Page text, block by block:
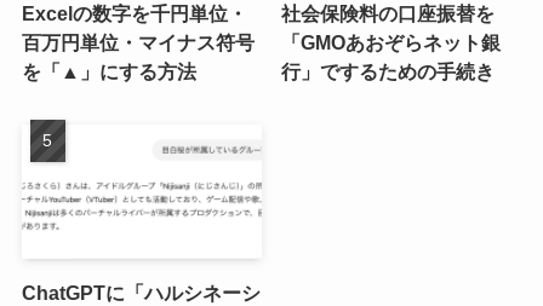
Excelの数字を千円単位・
百万円単位・マイナス符号
を「▲」にする方法
社会保険料の口座振替を
「GMOあおぞらネット銀
行」でするための手続き
ChatGPTに「ハルシネーシ